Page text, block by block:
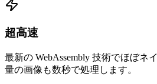
超高速
最新の WebAssembly 技術でほぼネ
量の画像も数秒で処理します。